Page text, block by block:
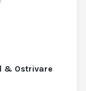
& Ostrivare